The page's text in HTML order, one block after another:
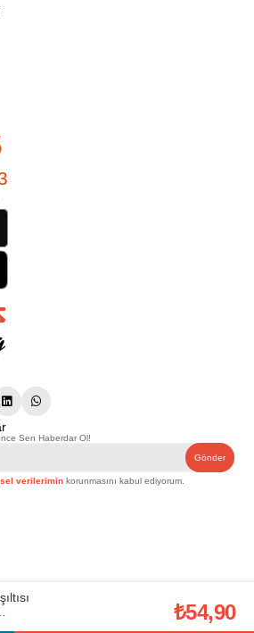
Sen Haberdar Ol!
Gönder
verilerimin korunmasını kabul ediyorum.
Afeks Yapı Market
. Tüm hakları saklıdır.
ticari amaçlıdır. Web sitemizde yer alan
ait olup, firmamızın yazılı izni alınmadan
₺54,90